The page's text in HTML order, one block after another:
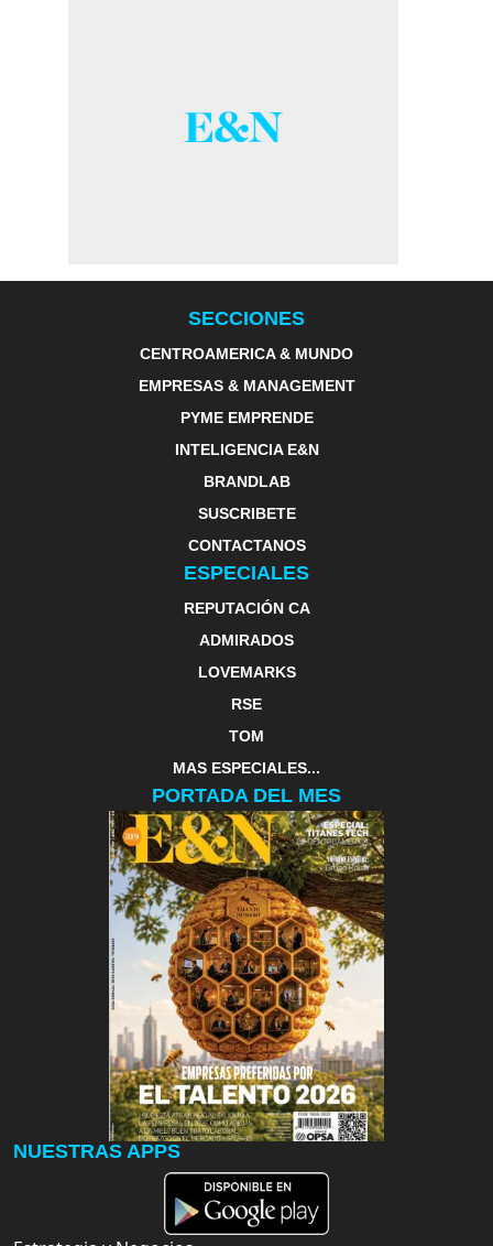
SECCIONES
CENTROAMERICA & MUNDO
EMPRESAS & MANAGEMENT
PYME EMPRENDE
INTELIGENCIA E&N
BRANDLAB
SUSCRIBETE
CONTACTANOS
ESPECIALES
REPUTACIÓN CA
ADMIRADOS
LOVEMARKS
RSE
TOM
MAS ESPECIALES...
PORTADA DEL MES
NUESTRAS APPS